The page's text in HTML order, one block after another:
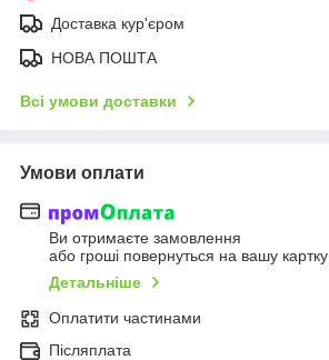
Доставка кур'єром
НОВА ПОШТА
Всі умови доставки
Умови оплати
Ви отримаєте замовлення
або гроші повернуться на вашу картку
Детальніше
Оплатити частинами
Післяплата